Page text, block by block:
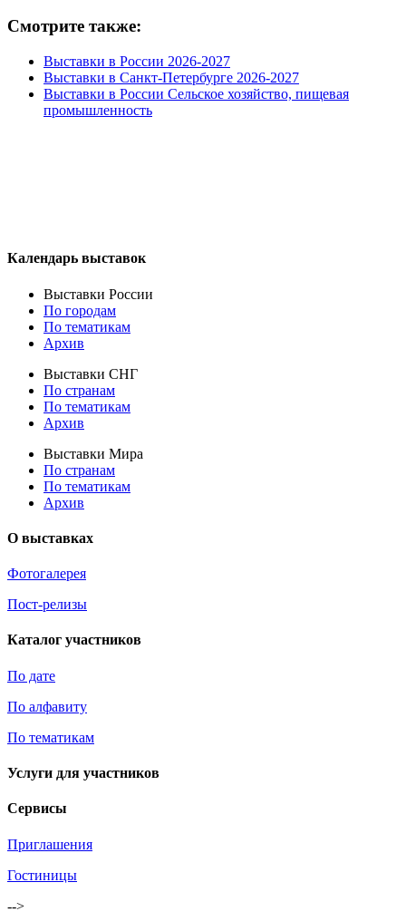
Смотрите также:
Выставки в России 2026-2027
Выставки в Санкт-Петербурге 2026-2027
Выставки в России Сельское хозяйство, пищевая
промышленность
Календарь выставок
Выставки России
По городам
По тематикам
Архив
Выставки СНГ
По странам
По тематикам
Архив
Выставки Мира
По странам
По тематикам
Архив
О выставках
Фотогалерея
Пост-релизы
Каталог участников
По дате
По алфавиту
По тематикам
Услуги для участников
Сервисы
Приглашения
Гостиницы
-->